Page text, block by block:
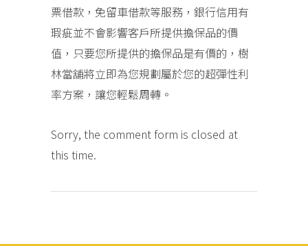
票借款，免留車借款等服務，銀行信用有
瑕疵並不會影響客戶所提供擔保品的價
值，只要您所提供的擔保品是有價的，樹
林當舖將立即為您規劃屬於您的超彈性利
率方案，讓您輕鬆周轉。
Sorry, the comment form is closed at
this time.